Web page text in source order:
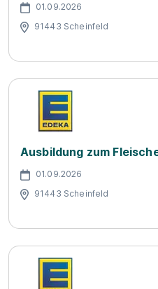
01.09.2026
91443 Scheinfeld
Ausbildung zum
01.09.2026
91443 Scheinfeld